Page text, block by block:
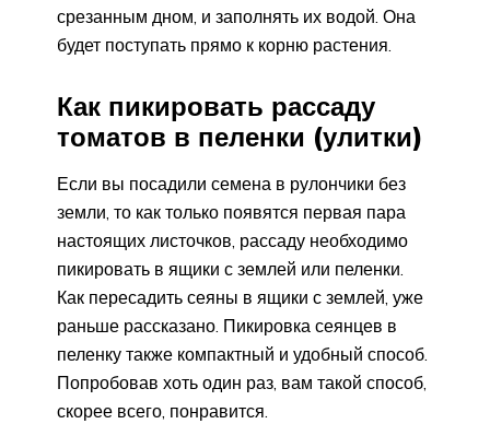
срезанным дном, и заполнять их водой. Она
будет поступать прямо к корню растения.
Как пикировать рассаду
томатов в пеленки (улитки)
Если вы посадили семена в рулончики без
земли, то как только появятся первая пара
настоящих листочков, рассаду необходимо
пикировать в ящики с землей или пеленки.
Как пересадить сеяны в ящики с землей, уже
раньше рассказано. Пикировка сеянцев в
пеленку также компактный и удобный способ.
Попробовав хоть один раз, вам такой способ,
скорее всего, понравится.